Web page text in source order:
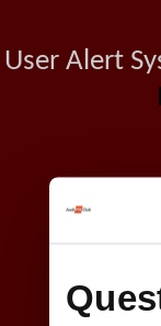
User Alert